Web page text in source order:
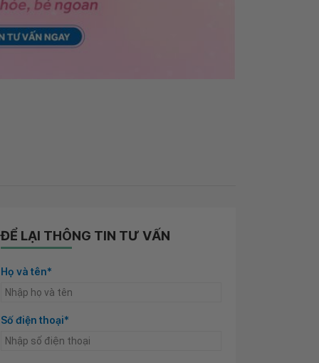
ĐỂ LẠI THÔNG TIN TƯ VẤN
Họ và tên*
Số điện thoại*